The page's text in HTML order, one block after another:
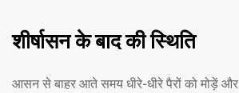
शीर्षासन के बाद की स्थिति
आसन से बाहर आते समय धीरे-धीरे पैरों को मोड़ें और